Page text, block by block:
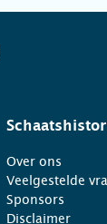
Over ons
Veelgestelde
Sponsors
Disclaimer